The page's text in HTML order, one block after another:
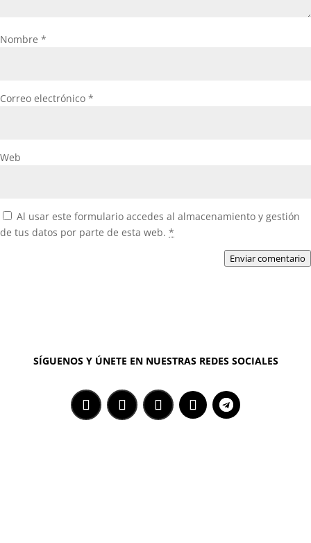
Nombre *
Correo electrónico *
Web
Al usar este formulario accedes al almacenamiento y gestión
de tus datos por parte de esta web. *
Enviar comentario
SÍGUENOS Y ÚNETE EN NUESTRAS REDES SOCIALES